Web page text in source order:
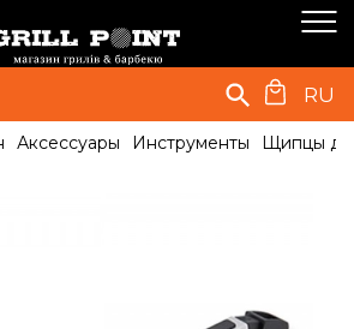
RU
Аксессуары Инструменты Щипцы